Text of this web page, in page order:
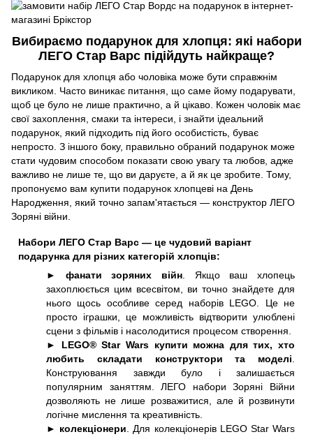
Вибираємо подарунок для хлопця: які набори
ЛЕГО Стар Варс підійдуть найкраще?
Подарунок для хлопця або чоловіка може бути справжнім
викликом. Часто виникає питання, що саме йому подарувати,
щоб це було не лише практично, а й цікаво. Кожен чоловік має
свої захоплення, смаки та інтереси, і знайти ідеальний
подарунок, який підходить під його особистість, буває
непросто. З іншого боку, правильно обраний подарунок може
стати чудовим способом показати свою увагу та любов, адже
важливо не лише те, що ви даруєте, а й як це зробите. Тому,
пропонуємо вам купити подарунок хлопцеві на День
Народження, який точно запам'ятається — конструктор ЛЕГО
Зоряні війни.
Набори ЛЕГО Стар Варс — це чудовий варіант
подарунка для різних категорій хлопців:
► фанати зоряних війн . Якщо ваш хлопець
захоплюється цим всесвітом, ви точно знайдете для
нього щось особливе серед наборів LEGO. Це не
просто іграшки, це можливість відтворити улюблені
сцени з фільмів і насолодитися процесом створення.
► LEGO® Star Wars купити можна для тих, хто
любить складати конструктори та моделі
Конструювання завжди було і залишається
популярним заняттям. ЛЕГО набори Зоряні Війни
дозволяють не лише розважитися, але й розвинути
логічне мислення та креативність.
► колекціонери . Для колекціонерів LEGO Star Wars